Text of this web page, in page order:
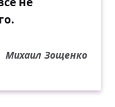
Михаил Зощенко